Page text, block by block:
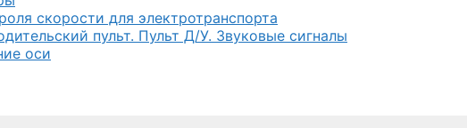
скорости для электротранспорта
пульт. Пульт Д/У. Звуковые сигналы
оси